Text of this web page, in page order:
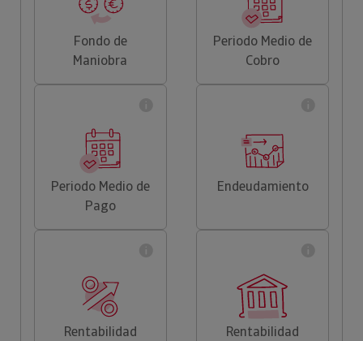
Fondo de
Maniobra
Periodo Medio de
Cobro
Periodo Medio de
Pago
Endeudamiento
Rentabilidad
Rentabilidad